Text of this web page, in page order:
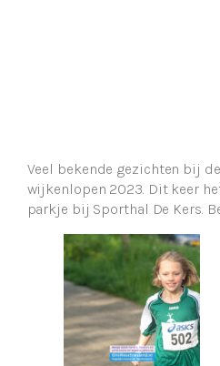
Veel bekende gezichten bij
wijkenlopen 2023. Dit keer
parkje bij Sporthal De Kers.